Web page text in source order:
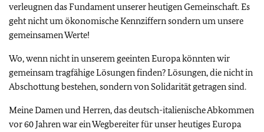
verleugnen das Fundament unserer heutigen Gemeinschaft. Es
geht nicht um ökonomische Kennziffern sondern um unsere
gemeinsamen Werte!
Wo, wenn nicht in unserem geeinten Europa könnten wir
gemeinsam tragfähige Lösungen finden? Lösungen, die nicht in
Abschottung bestehen, sondern von Solidarität getragen sind.
Meine Damen und Herren, das deutsch-italienische Abkommen
vor 60 Jahren war ein Wegbereiter für unser heutiges Europa